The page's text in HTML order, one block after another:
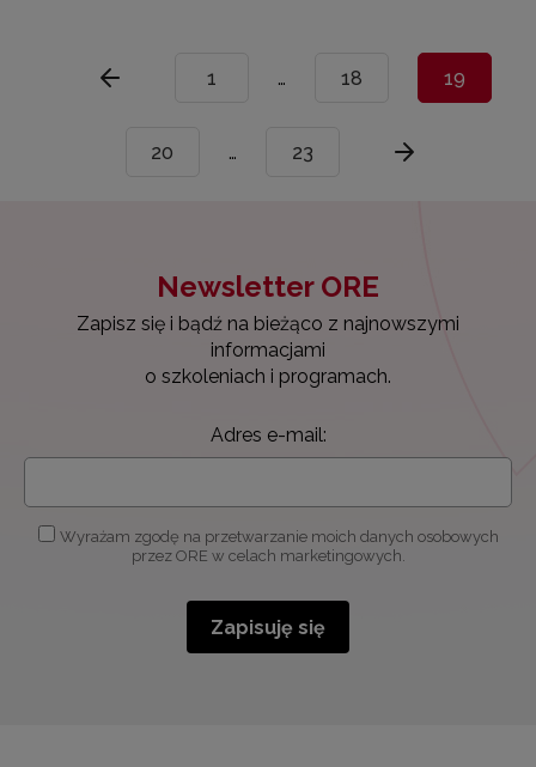
1 … 18 19
20 … 23
Newsletter ORE
Zapisz się i bądź na bieżąco z najnowszymi
informacjami
o szkoleniach i programach.
Adres e-mail:
Wyrażam zgodę na przetwarzanie moich danych osobowych
przez ORE w celach marketingowych.
Zapisuję się